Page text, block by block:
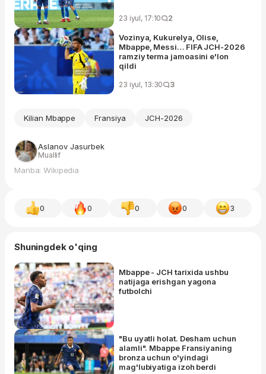
23 iyul, 17:10 2
Vozinya, Kukurelya, Olise,
Mbappe, Messi… FIFA JCH-2026
ramziy terma jamoasini e'lon
qildi
23 iyul, 13:30 3
Kilian Mbappe Fransiya JCH-2026
Aslanov Jasurbek
Muallif
Manba: Wikipedia
0 0 0 0 3
Shuningdek o'qing
Mbappe - JCH tarixida ushbu
natijaga erishgan yagona
futbolchi
"Bu uyatli holat. Desham uchun
alamli". Mbappe Fransiyaning
bronza uchun o'yindagi
mag'lubiyatiga izoh berdi